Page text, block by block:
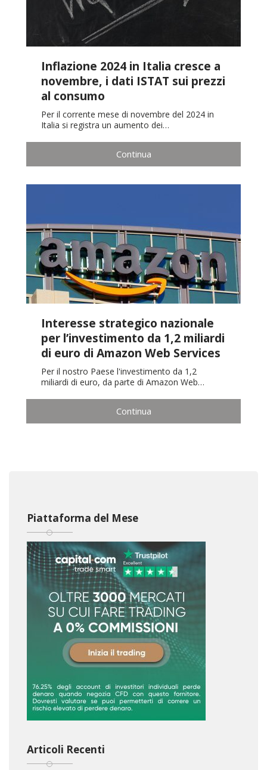
Inflazione 2024 in Italia cresce a
novembre, i dati ISTAT sui prezzi
al consumo
Per il corrente mese di novembre del 2024 in
Italia si registra un aumento dei…
Continua
Interesse strategico nazionale
per l’investimento da 1,2 miliardi
di euro di Amazon Web Services
Per il nostro Paese l'investimento da 1,2
miliardi di euro, da parte di Amazon Web…
Continua
Piattaforma del Mese
Articoli Recenti